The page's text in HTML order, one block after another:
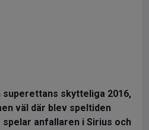
superettans skytteliga 2016,
väl där blev speltiden
spelar anfallaren i Sirius och